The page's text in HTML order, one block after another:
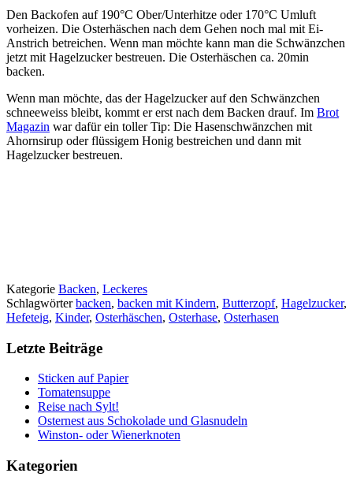
Den Backofen auf 190°C Ober/Unterhitze oder 170°C Umluft
vorheizen. Die Osterhäschen nach dem Gehen noch mal mit Ei-
Anstrich betreichen. Wenn man möchte kann man die Schwänzchen
jetzt mit Hagelzucker bestreuen. Die Osterhäschen ca. 20min
backen.
Wenn man möchte, das der Hagelzucker auf den Schwänzchen
schneeweiss bleibt, kommt er erst nach dem Backen drauf. Im Brot
Magazin war dafür ein toller Tip: Die Hasenschwänzchen mit
Ahornsirup oder flüssigem Honig bestreichen und dann mit
Hagelzucker bestreuen.
Kategorie Backen, Leckeres
Schlagwörterbacken, backen mit Kindern, Butterzopf, Hagelzucker,
Hefeteig, Kinder, Osterhäschen, Osterhase, Osterhasen
Letzte Beiträge
Sticken auf Papier
Tomatensuppe
Reise nach Sylt!
Osternest aus Schokolade und Glasnudeln
Winston- oder Wienerknoten
Kategorien